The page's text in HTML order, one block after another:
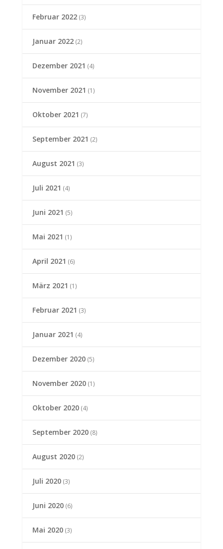
Februar 2022(3)
Januar 2022(2)
Dezember 2021 (4)
November 2021 (1)
Oktober 2021 (7)
September 2021 (2)
August 2021 (3)
Juli 2021 (4)
Juni 2021 (5)
Mai 2021 (1)
April 2021 (6)
März 2021 (1)
Februar 2021 (3)
Januar 2021 (4)
Dezember 2020(5)
November 2020(1)
Oktober 2020(4)
September 2020(8)
August 2020(2)
Juli 2020(3)
Juni 2020(6)
Mai 2020(3)